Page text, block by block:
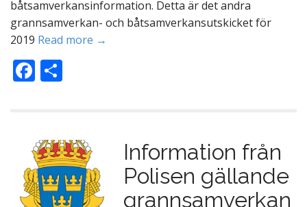
båtsamverkansinformation. Detta är det andra
grannsamverkan- och båtsamverkansutskicket för
2019 Read more →
F
b
o
o
Information från
Polisen gällande
grannsamverkan